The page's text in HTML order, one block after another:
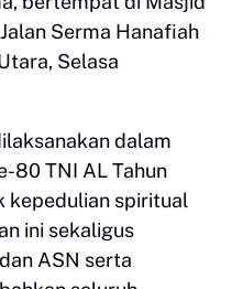
Serma Hanafiah
Selasa
dalam
80 TNI AL Tahun
kepedulian spiritual
ini sekaligus
ASN serta